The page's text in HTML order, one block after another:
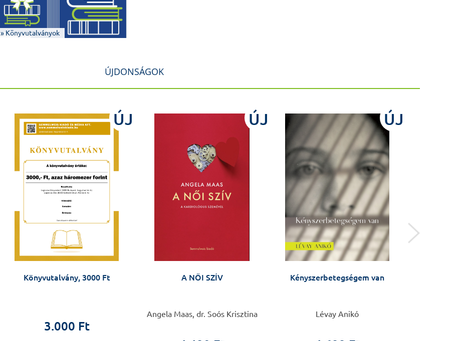
» Könyvutalványok
ÚJDONSÁGOK
ÚJ
Könyvutalvány, 3000 Ft
3.000 Ft
ÚJ
A NŐI SZÍV
Angela Maas, dr. Soós Krisztina
ÚJ
Kényszerbetegségem van
Lévay Anikó